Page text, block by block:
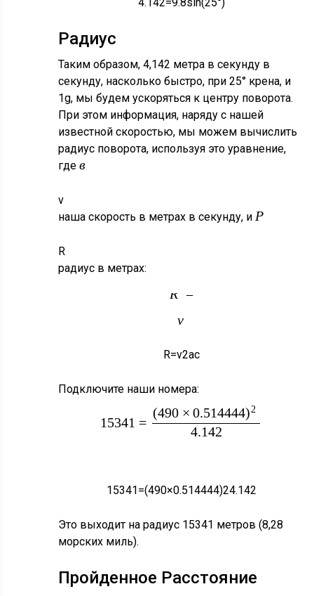
4.142=9.8sin(25°)
Радиус
Таким образом, 4,142 метра в секунду в
секунду, насколько быстро, при 25° крена, и
1g, мы будем ускоряться к центру поворота.
При этом информация, наряду с нашей
известной скоростью, мы можем вычислить
радиус поворота, используя это уравнение,
гдев
v
наша скорость в метрах в секунду, иР
R
радиус в метрах:
R =
v
R=v2ac
Подключите наши номера:
15341 =
(490 × 0.514444) 2
4.142
15341 =(490×0.514444)24.142
Это выходит на радиус 15341 метров (8,28
морских миль).
Пройденное Расстояние